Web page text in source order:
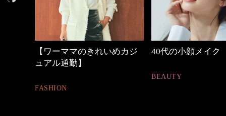
40代の小顔メイク
心地よくいられる